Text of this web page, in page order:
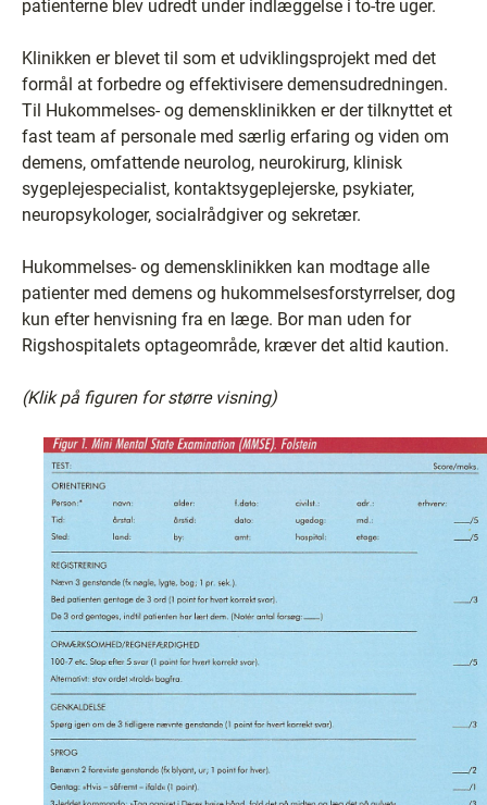
patienterne blev udredt under indlæggelse i to-tre uger.
Klinikken er blevet til som et udviklingsprojekt med det
formål at forbedre og effektivisere demensudredningen.
Til Hukommelses- og demensklinikken er der tilknyttet et
fast team af personale med særlig erfaring og viden om
demens, omfattende neurolog, neurokirurg, klinisk
sygeplejespecialist, kontaktsygeplejerske, psykiater,
neuropsykologer, socialrådgiver og sekretær.
Hukommelses- og demensklinikken kan modtage alle
patienter med demens og hukommelsesforstyrrelser, dog
kun efter henvisning fra en læge. Bor man uden for
Rigshospitalets optageområde, kræver det altid kaution.
(Klik på figuren for større visning)